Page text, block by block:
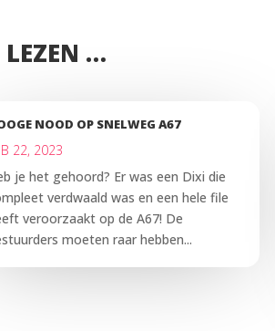
LEZEN …
NOOD OP SNELWEG A67
22, 2023
je het gehoord? Er was een Dixi die
verdwaald was en een hele file
veroorzaakt op de A67! De
moeten raar hebben...